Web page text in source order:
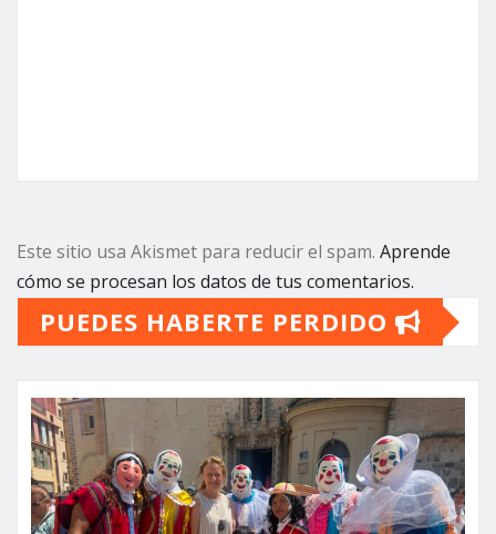
Este sitio usa Akismet para reducir el spam. Aprende
cómo se procesan los datos de tus comentarios.
PUEDES HABERTE PERDIDO